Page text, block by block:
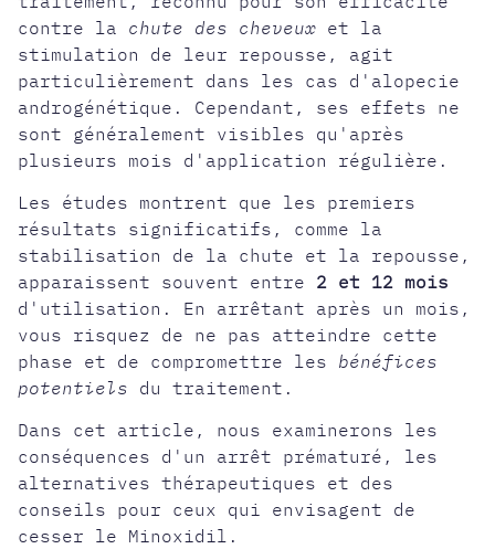
contre la chute des cheveux et la
stimulation de leur repousse, agit
particulièrement dans les cas d'alopecie
androgénétique. Cependant, ses effets ne
sont généralement visibles qu'après
plusieurs mois d'application régulière.
Les études montrent que les premiers
résultats significatifs, comme la
stabilisation de la chute et la repousse,
apparaissent souvent entre 2 et 12 mois
d'utilisation. En arrêtant après un mois,
vous risquez de ne pas atteindre cette
phase et de compromettre les bénéfices
potentiels du traitement.
Dans cet article, nous examinerons les
conséquences d'un arrêt prématuré, les
alternatives thérapeutiques et des
conseils pour ceux qui envisagent de
cesser le Minoxidil.